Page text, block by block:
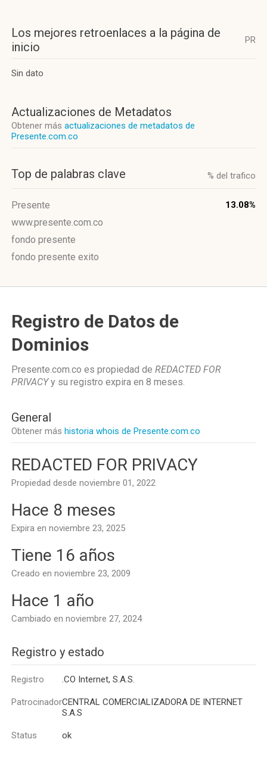
Los mejores retroenlaces a la página de
inicio
PR
Sin dato
Actualizaciones de Metadatos
Obtener más actualizaciones de metadatos de
Presente.com.co
Top de palabras clave % del trafico
Presente 13.08%
www.presente.com.co
fondo presente
fondo presente exito
Registro de Datos de
Dominios
Presente.com.co es propiedad de REDACTED FOR
PRIVACYy su registro expira en 8 meses.
General
Obtener más historia whois de Presente.com.co
REDACTED FOR PRIVACY
Propiedad desde noviembre 01, 2022
Hace 8 meses
Expira en noviembre 23, 2025
Tiene 16 años
Creado en noviembre 23, 2009
Hace 1 año
Cambiado en noviembre 27, 2024
Registro y estado
Registro .CO Internet, S.A.S.
PatrocinadorCENTRAL COMERCIALIZADORA DE INTERNET
S.A.S
Status ok